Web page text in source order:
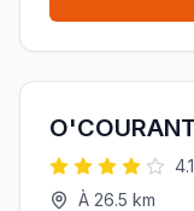
4.1
À 26.5 km